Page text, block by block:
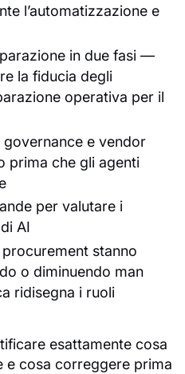
l’automatizzazione e
in due fasi —
la fiducia degli
operativa per il
e vendor
prima che gli agenti
per valutare i
AI
stanno
o diminuendo man
ridisegna i ruoli
esattamente cosa
e cosa correggere prima